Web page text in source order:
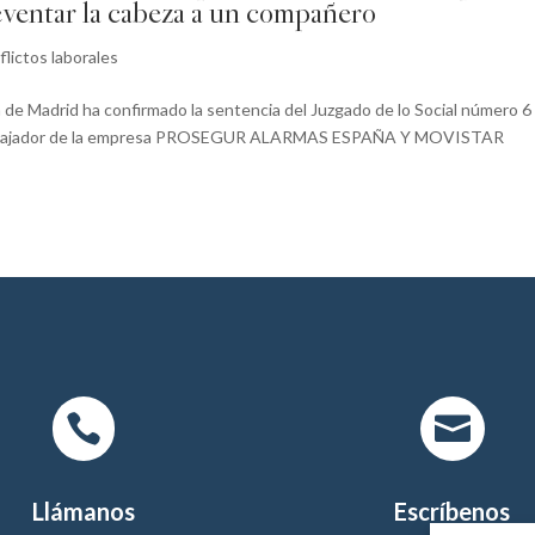
la cabeza a un compañero
laborales
Madrid ha confirmado la sentencia del Juzgado de lo Social número
de la empresa PROSEGUR ALARMAS ESPAÑA Y MOVISTAR

Llámanos

Escríbenos